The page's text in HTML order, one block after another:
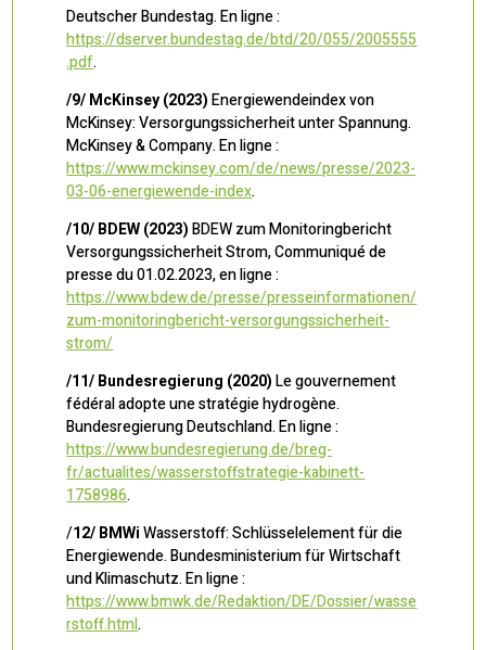
Deutscher Bundestag. En ligne :
https://dserver.bundestag.de/btd/20/055/2005555
.pdf.
/9/ McKinsey (2023)Energiewendeindex von
McKinsey: Versorgungssicherheit unter Spannung.
McKinsey & Company. En ligne :
https://www.mckinsey.com/de/news/presse/2023-
03-06-energiewende-index.
/10/ BDEW (2023)BDEW zum Monitoringbericht
Versorgungssicherheit Strom, Communiqué de
presse du 01.02.2023, en ligne :
https://www.bdew.de/presse/presseinformationen/
zum-monitoringbericht-versorgungssicherheit-
strom/
/11/ Bundesregierung (2020)Le gouvernement
fédéral adopte une stratégie hydrogène.
Bundesregierung Deutschland. En ligne :
https://www.bundesregierung.de/breg-
fr/actualites/wasserstoffstrategie-kabinett-
1758986.
/12/BMWiWasserstoff: Schlüsselelement für die
Energiewende. Bundesministerium für Wirtschaft
und Klimaschutz. En ligne :
https://www.bmwk.de/Redaktion/DE/Dossier/wasse
rstoff.html.